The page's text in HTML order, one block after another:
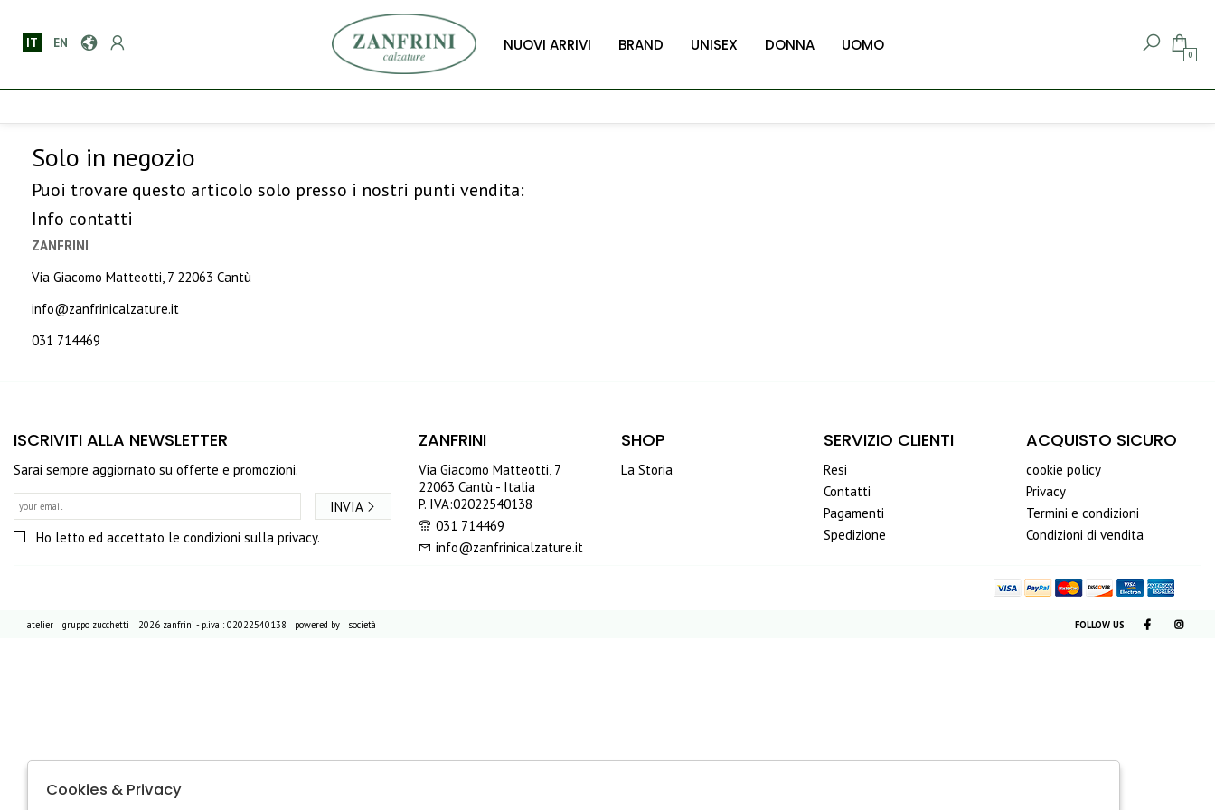
IT EN NUOVI ARRIVI BRAND UNISEX DONNA UOMO
0
Solo in negozio
Puoi trovare questo articolo solo presso i nostri punti vendita:
Info contatti
ZANFRINI
Via Giacomo Matteotti, 7 22063 Cantù
info@zanfrinicalzature.it
031 714469
ISCRIVITI ALLA NEWSLETTER
Sarai sempre aggiornato su offerte e promozioni.
Ho letto ed accettato le condizioni sulla privacy.
INVIA
ZANFRINI
Via Giacomo Matteotti, 7
22063 Cantù - Italia
P. IVA:02022540138
031 714469
info@zanfrinicalzature.it
SHOP
La Storia
SERVIZIO CLIENTI
Resi
Contatti
Pagamenti
Spedizione
ACQUISTO SICURO
cookie policy
Privacy
Termini e condizioni
Condizioni di vendita
2026 zanfrini - p.iva : 02022540138 powered by
atelier società
gruppo zucchetti FOLLOW US
Cookies & Privacy